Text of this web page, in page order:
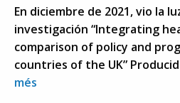
En diciembre de 2021, vio la
investigación “Integrating
comparison of policy and
countries of the UK”
més